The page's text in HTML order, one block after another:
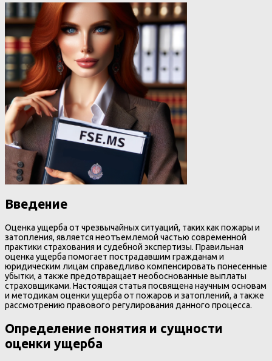
Введение
Оценка ущерба от чрезвычайных ситуаций, таких как пожары и
затопления, является неотъемлемой частью современной
практики страхования и судебной экспертизы. Правильная
оценка ущерба помогает пострадавшим гражданам и
юридическим лицам справедливо компенсировать понесенные
убытки, а также предотвращает необоснованные выплаты
страховщиками. Настоящая статья посвящена научным основам
и методикам оценки ущерба от пожаров и затоплений, а также
рассмотрению правового регулирования данного процесса.
Определение понятия и сущности
оценки ущерба